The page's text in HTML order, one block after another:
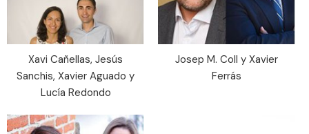
Xavi Cañellas, Jesús
Sanchis, Xavier Aguado y
Lucía Redondo
Josep M. Coll y Xavier
Ferrás